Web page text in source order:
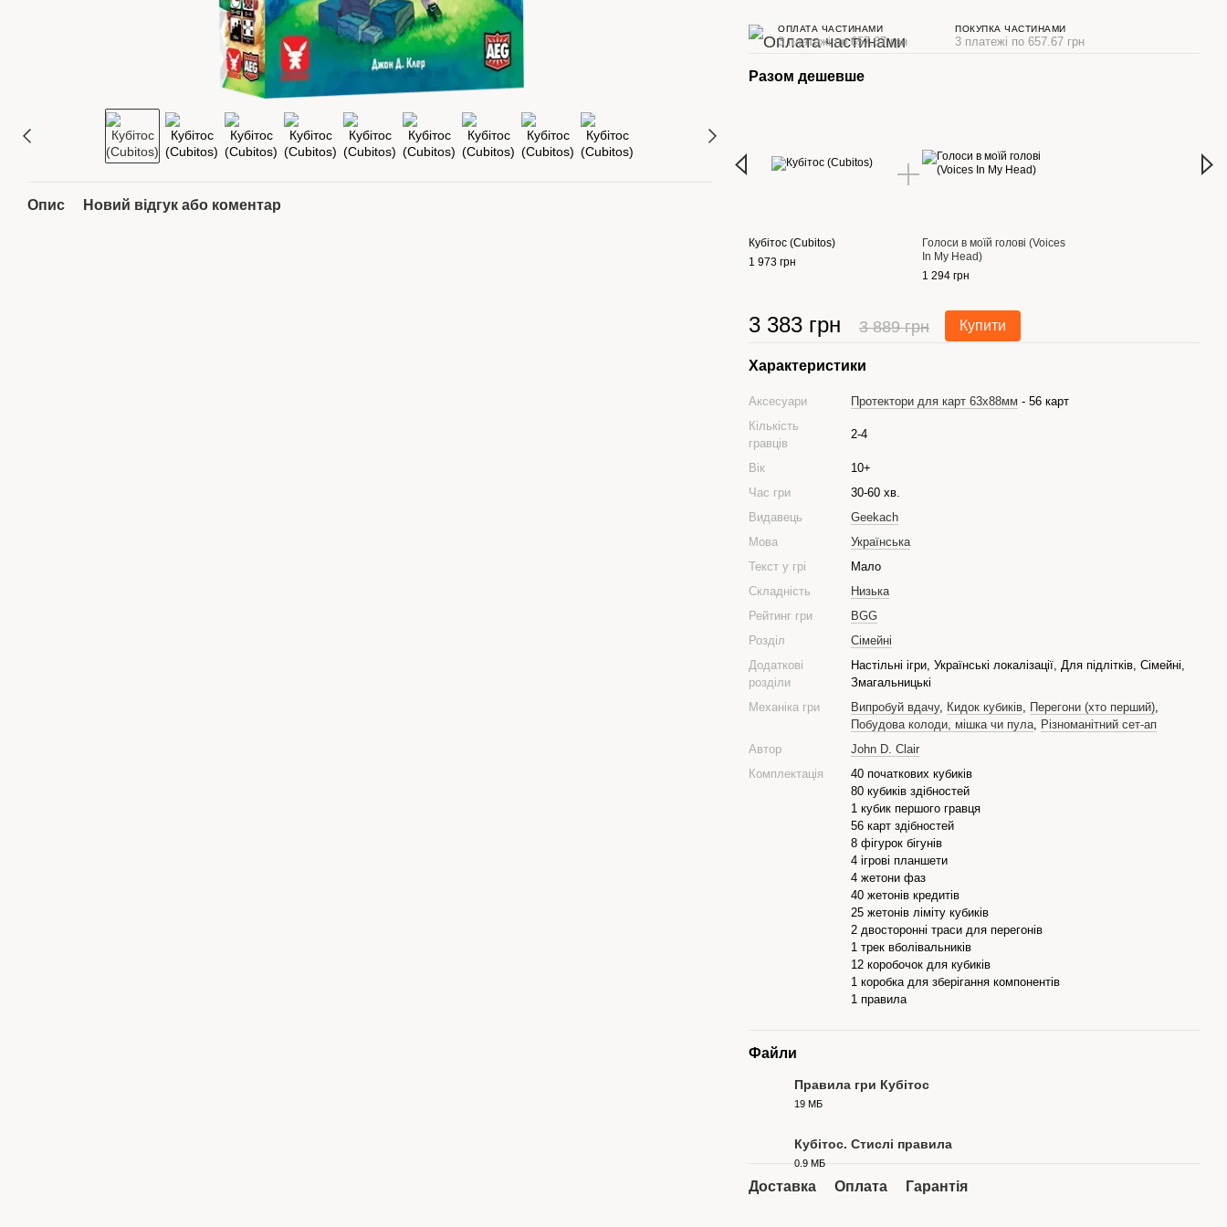
Опис Новий відгук або коментар
ОПЛАТА ЧАСТИНАМИ
3 платежі по 657.67 грн
ПОКУПКА ЧАСТИНАМИ
3 платежі по 657.67 грн
Разом дешевше
Кубітос (Cubitos)
1 973 грн
Голоси в моїй голові (Voices
In My Head)
1 294 грн
3 383 грн 3 889 грн Купити
Характеристики
Аксесуари Протектори для карт 63x88мм - 56 карт
Кількість
гравців
2-4
Вік
10+
Час гри
30-60 хв.
Видавець
Geekach
Мова
Українська
Текст у грі
Мало
Складність
Низька
Рейтинг гри
BGG
Розділ
Сімейні
Додаткові
розділи
Настільні ігри, Українські локалізації, Для підлітків, Сімейні,
Змагальницькі
Механіка гри
Випробуй вдачу, Кидок кубиків, Перегони (хто перший),
Побудова колоди, мішка чи пула, Різноманітний сет-ап
Автор
John D. Clair
Комплектація
40 початкових кубиків
80 кубиків здібностей
1 кубик першого гравця
56 карт здібностей
8 фігурок бігунів
4 ігрові планшети
4 жетони фаз
40 жетонів кредитів
25 жетонів ліміту кубиків
2 двосторонні траси для перегонів
1 трек вболівальників
12 коробочок для кубиків
1 коробка для зберігання компонентів
1 правила
Файли
Правила гри Кубітос
19 МБ
Кубітос. Стислі правила
0.9 МБ
Доставка Оплата Гарантія